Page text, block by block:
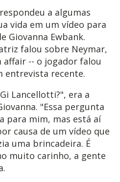
a algumas
vida em um vídeo para
Giovanna Ewbank.
falou sobre Neymar,
affair -- o jogador falou
entrevista recente.
Lancellotti?", era a
"Essa pergunta
para mim, mas está aí
causa de um vídeo que
uma brincadeira. É
muito carinho, a gente